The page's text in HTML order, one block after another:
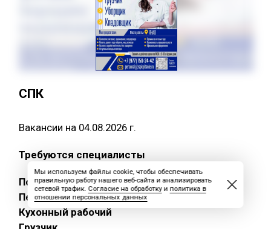
СПК
Вакансии на 04.08.2026 г.
Требуются специалисты
Повар
Пекарь
Кухонный рабочий
Мы используем файлы cookie, чтобы обеспечивать
правильную работу нашего веб-сайта и анализировать
сетевой трафик. Согласие на обработкуи политика в
отношении персональных данных